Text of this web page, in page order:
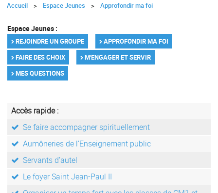
Accueil Espace Jeunes Approfondir ma foi
Espace Jeunes :
REJOINDRE UN GROUPE
APPROFONDIR MA FOI
FAIRE DES CHOIX
M'ENGAGER ET SERVIR
MES QUESTIONS
Accès rapide :
Se faire accompagner spirituellement
Aumôneries de l’Enseignement public
Servants d’autel
Le foyer Saint Jean-Paul II